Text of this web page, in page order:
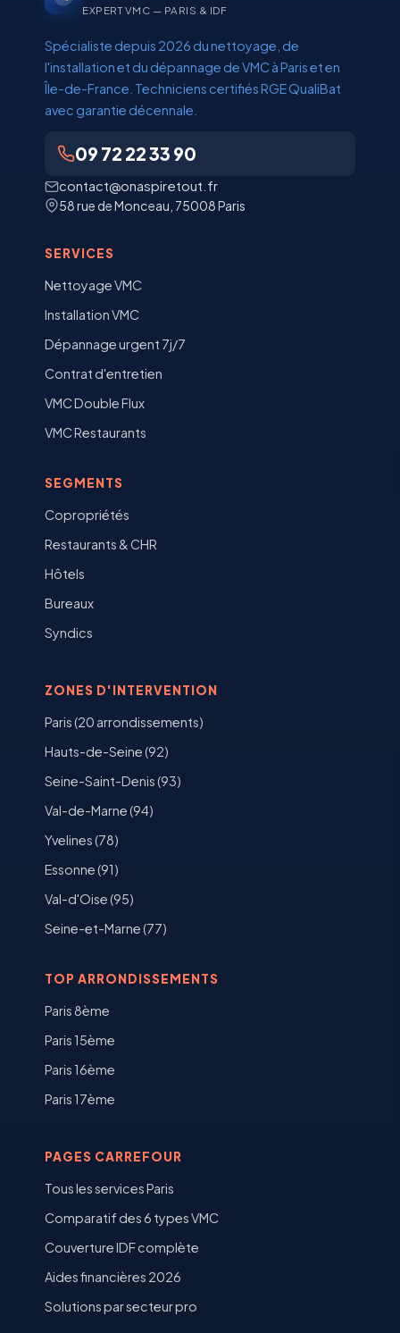
EXPERT VMC — PARIS & IDF
Spécialiste depuis 2026 du nettoyage, de
l'installation et du dépannage de VMC à Paris et en
Île-de-France. Techniciens certifiés RGE QualiBat
avec garantie décennale.
09 72 22 33 90
contact@onaspiretout.fr
58 rue de Monceau, 75008 Paris
SERVICES
Nettoyage VMC
Installation VMC
Dépannage urgent 7j/7
Contrat d'entretien
VMC Double Flux
VMC Restaurants
SEGMENTS
Copropriétés
Restaurants & CHR
Hôtels
Bureaux
Syndics
ZONES D'INTERVENTION
Paris (20 arrondissements)
Hauts-de-Seine (92)
Seine-Saint-Denis (93)
Val-de-Marne (94)
Yvelines (78)
Essonne (91)
Val-d'Oise (95)
Seine-et-Marne (77)
TOP ARRONDISSEMENTS
Paris 8ème
Paris 15ème
Paris 16ème
Paris 17ème
PAGES CARREFOUR
Tous les services Paris
Comparatif des 6 types VMC
Couverture IDF complète
Aides financières 2026
Solutions par secteur pro